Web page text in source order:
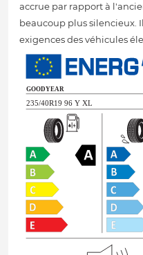
accrue par rapport à
beaucoup plus silencieux.
exigences des véhicules